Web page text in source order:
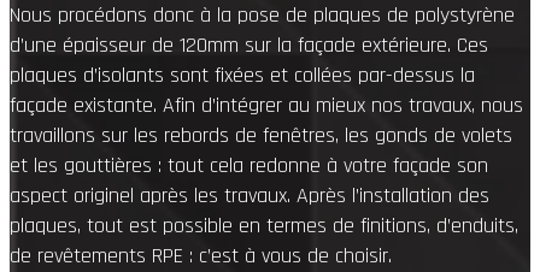
Nous procédons donc à la pose de plaques de polystyrène
d’une épaisseur de 120mm sur la façade extérieure. Ces
plaques d’isolants sont fixées et collées par-dessus la
façade existante. Afin d’intégrer au mieux nos travaux, nous
travaillons sur les rebords de fenêtres, les gonds de volets
et les gouttières : tout cela redonne à votre façade son
aspect originel après les travaux. Après l’installation des
plaques, tout est possible en termes de finitions, d’enduits,
de revêtements RPE : c’est à vous de choisir.